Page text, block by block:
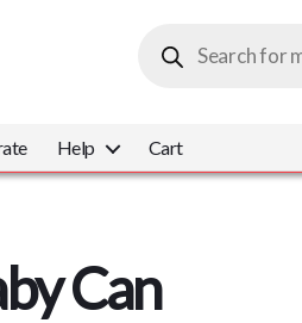
search
Help Cart
Can